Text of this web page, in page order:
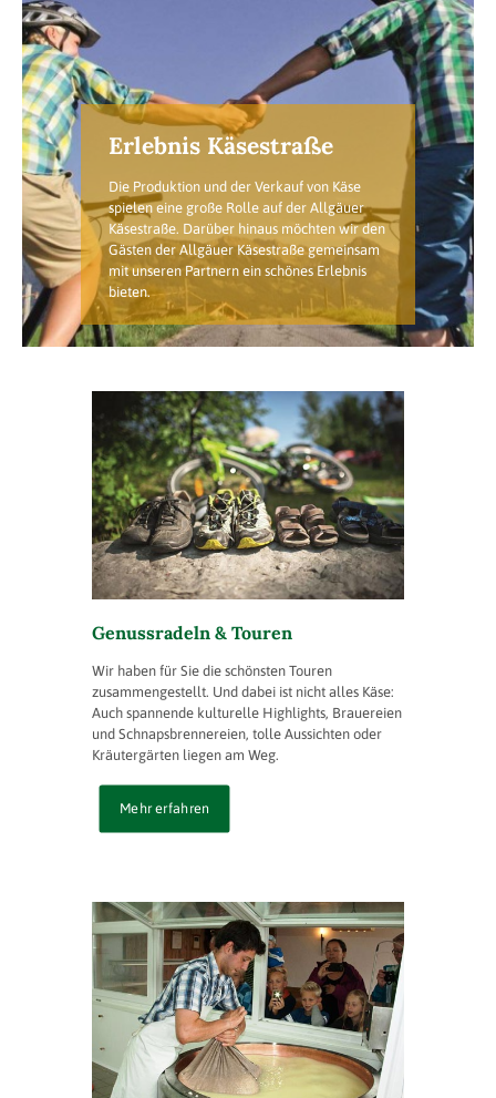
Erlebnis Käsestraße
Die Produktion und der Verkauf von Käse
spielen eine große Rolle auf der Allgäuer
Käsestraße. Darüber hinaus möchten wir den
Gästen der Allgäuer Käsestraße gemeinsam
mit unseren Partnern ein schönes Erlebnis
bieten.
Genussradeln & Touren
Wir haben für Sie die schönsten Touren
zusammengestellt. Und dabei ist nicht alles Käse:
Auch spannende kulturelle Highlights, Brauereien
und Schnapsbrennereien, tolle Aussichten oder
Kräutergärten liegen am Weg.
Mehr erfahren